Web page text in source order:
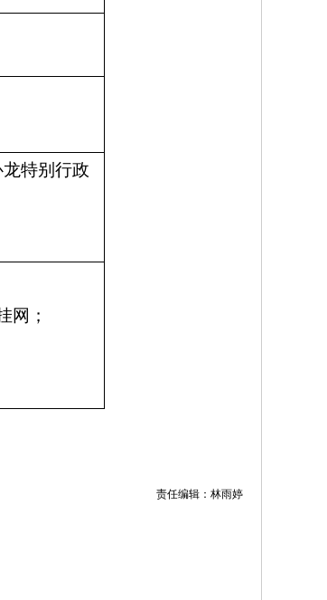
特别行政
网；
责任编辑：林雨婷